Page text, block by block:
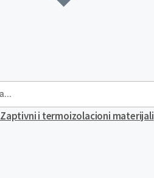
Zaptivni i termoizolacioni materijali